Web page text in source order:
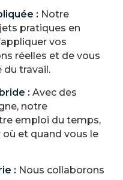
: Notre
pratiques en
vos
réelles et de vous
du travail.
: Avec des
notre
emploi du temps,
et quand vous le
: Nous collaborons